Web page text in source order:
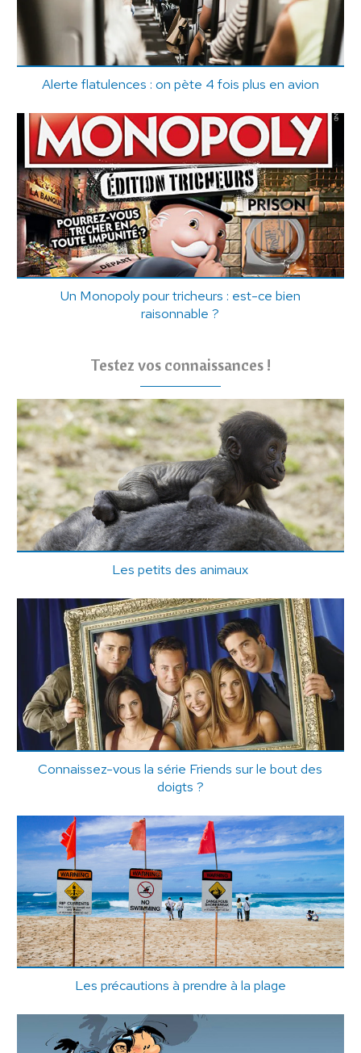
Alerte flatulences : on pète 4 fois plus en avion
Un Monopoly pour tricheurs : est-ce bien
raisonnable ?
Testez vos connaissances !
Les petits des animaux
Connaissez-vous la série Friends sur le bout des
doigts ?
Les précautions à prendre à la plage